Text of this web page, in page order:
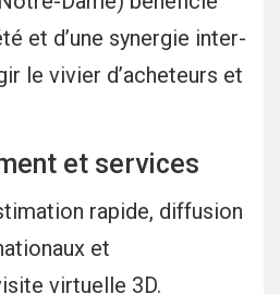
et d’une synergie inter-
le vivier d’acheteurs et
et services
rapide, diffusion
et
virtuelle 3D.